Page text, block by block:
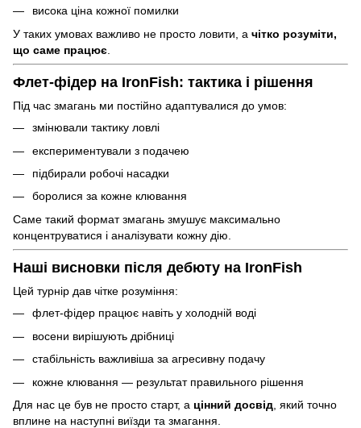
висока ціна кожної помилки
У таких умовах важливо не просто ловити, а чітко розуміти,
що саме працює
Флет-фідер на IronFish: тактика і рішення
Під час змагань ми постійно адаптувалися до умов:
змінювали тактику ловлі
експериментували з подачею
підбирали робочі насадки
боролися за кожне клювання
Саме такий формат змагань змушує максимально
концентруватися і аналізувати кожну дію.
Наші висновки після дебюту на IronFish
Цей турнір дав чітке розуміння:
флет-фідер працює навіть у холодній воді
восени вирішують дрібниці
стабільність важливіша за агресивну подачу
кожне клювання — результат правильного рішення
Для нас це був не просто старт, а цінний досвід , який точно
вплине на наступні виїзди та змагання.